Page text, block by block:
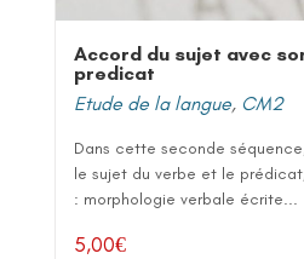
Accord du sujet avec
predicat
Etude de la langue, CM2
Dans cette seconde
le sujet du verbe et le
: morphologie verbale écrite...
5,00€